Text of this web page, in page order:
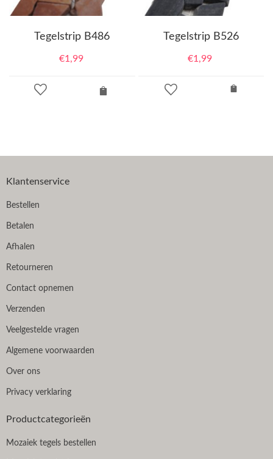
Tegelstrip B486
€1,99
Tegelstrip B526
€1,99
Klantenservice
Bestellen
Betalen
Afhalen
Retourneren
Contact opnemen
Verzenden
Veelgestelde vragen
Algemene voorwaarden
Over ons
Privacy verklaring
Productcategorieën
Mozaiek tegels bestellen